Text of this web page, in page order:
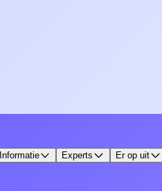
Informatie Experts Er op uit